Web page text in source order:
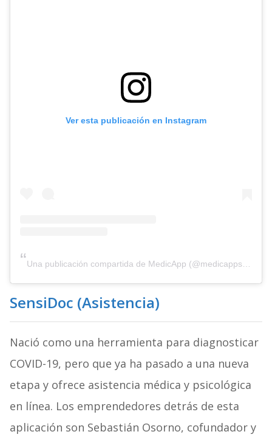
Ver esta publicación en Instagram
Una publicación compartida de MedicApp (@medicappsalud)
SensiDoc (Asistencia)
Nació como una herramienta para diagnosticar
COVID-19, pero que ya ha pasado a una nueva
etapa y ofrece asistencia médica y psicológica
en línea. Los emprendedores detrás de esta
aplicación son Sebastián Osorno, cofundador y